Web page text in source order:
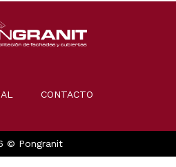
CONTACTO
© Pongranit